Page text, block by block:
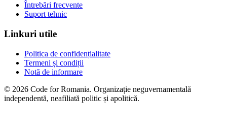
Întrebări frecvente
Suport tehnic
Linkuri utile
Politica de confidențialitate
Termeni și condiții
Notă de informare
© 2026 Code for Romania. Organizație neguvernamentală
independentă, neafiliată politic și apolitică.